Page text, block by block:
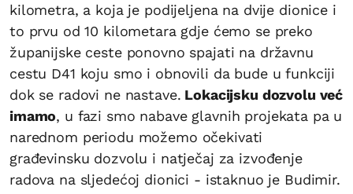
kilometra, a koja je podijeljena na dvije dionice i
to prvu od 10 kilometara gdje ćemo se preko
županijske ceste ponovno spajati na državnu
cestu D41 koju smo i obnovili da bude u funkciji
dok se radovi ne nastave. Lokacijsku dozvolu već
imamo, u fazi smo nabave glavnih projekata pa u
narednom periodu možemo očekivati
građevinsku dozvolu i natječaj za izvođenje
radova na sljedećoj dionici - istaknuo je Budimir.